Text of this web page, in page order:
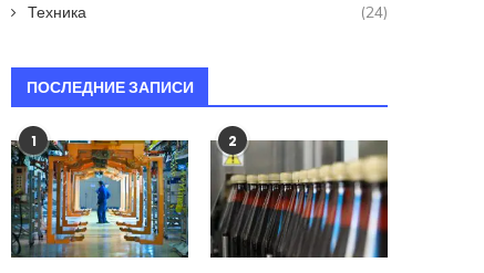
Техника (24)
ПОСЛЕДНИЕ ЗАПИСИ
1 2